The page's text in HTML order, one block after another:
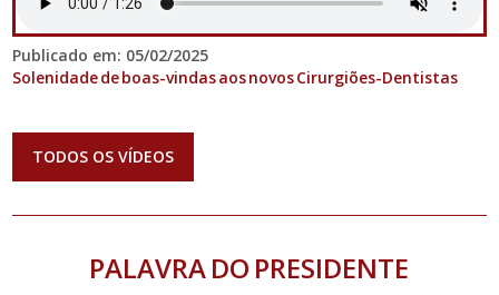
Publicado em: 05/02/2025
Solenidade de boas-vindas aos novos Cirurgiões-Dentistas
TODOS OS VÍDEOS
PALAVRA DO PRESIDENTE